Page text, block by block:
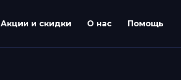
Акции и скидки О нас Помощь